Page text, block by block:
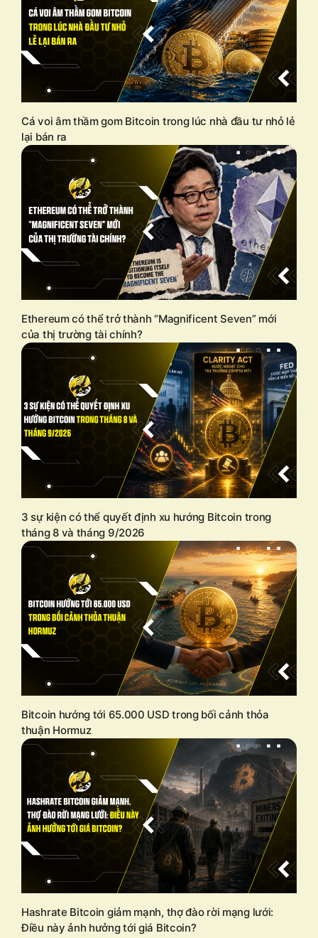
Cá voi âm thầm gom Bitcoin trong lúc nhà đầu tư nhỏ lẻ
lại bán ra
Ethereum có thể trở thành “Magnificent Seven” mới
của thị trường tài chính?
3 sự kiện có thể quyết định xu hướng Bitcoin trong
tháng 8 và tháng 9/2026
Bitcoin hướng tới 65.000 USD trong bối cảnh thỏa
thuận Hormuz
Hashrate Bitcoin giảm mạnh, thợ đào rời mạng lưới:
Điều này ảnh hưởng tới giá Bitcoin?